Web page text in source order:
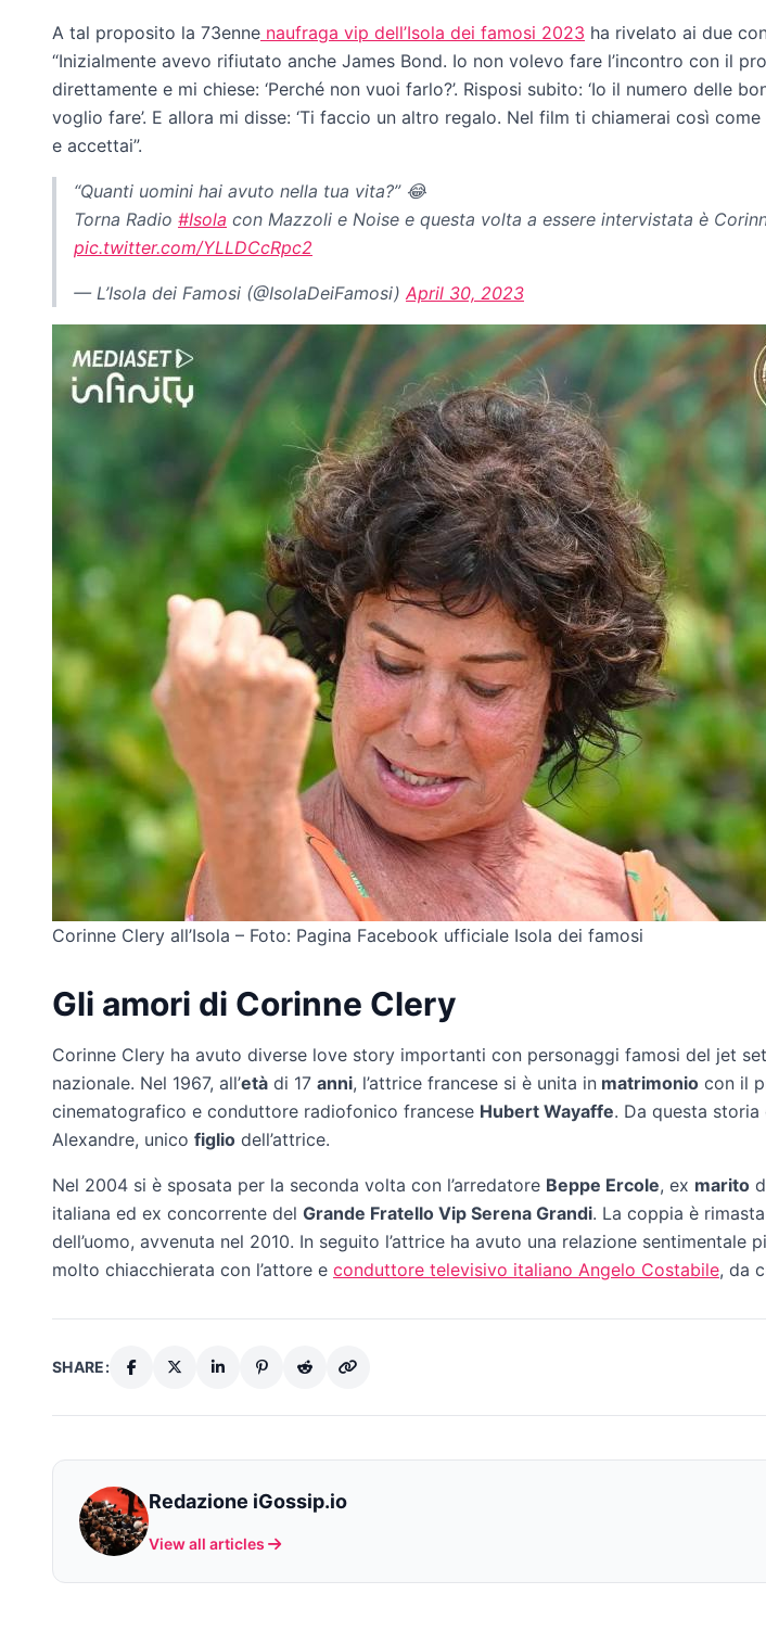
A tal proposito la 73enne naufraga vip dell’Isola dei famosi 2023 ha rivelato ai due
“Inizialmente avevo rifiutato anche James Bond. Io non volevo fare l’incontro con il
direttamente e mi chiese: ‘Perché non vuoi farlo?’. Risposi subito: ‘Io il numero delle
voglio fare’. E allora mi disse: ‘Ti faccio un altro regalo. Nel film ti chiamerai così come
e accettai”.
“Quanti uomini hai avuto nella tua vita?” 😂
Torna Radio #Isola con Mazzoli e Noise e questa volta a essere intervistata è
pic.twitter.com/YLLDCcRpc2
— L’Isola dei Famosi (@IsolaDeiFamosi) April 30, 2023
Corinne Clery all’Isola – Foto: Pagina Facebook ufficiale Isola dei famosi
Gli amori di Corinne Clery
Corinne Clery ha avuto diverse love story importanti con personaggi famosi del jet
nazionale. Nel 1967, all’età di 17 anni, l’attrice francese si è unita in matrimonio con il
cinematografico e conduttore radiofonico francese Hubert Wayaffe. Da questa storia
Alexandre, unico figlio dell’attrice.
Nel 2004 si è sposata per la seconda volta con l’arredatore Beppe Ercole, ex marito
italiana ed ex concorrente del Grande Fratello Vip Serena Grandi. La coppia è
dell’uomo, avvenuta nel 2010. In seguito l’attrice ha avuto una relazione sentimentale
molto chiacchierata con l’attore e conduttore televisivo italiano Angelo Costabile, da
SHARE:
Redazione iGossip.io
View all articles